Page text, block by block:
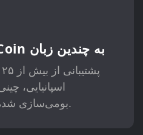
کیف پول Meme Coin به چندین زبان
اسپانیایی،
بومی‌سازی شده برای دسترسی جهانی.